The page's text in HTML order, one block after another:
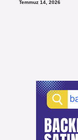
Temmuz 14, 2026